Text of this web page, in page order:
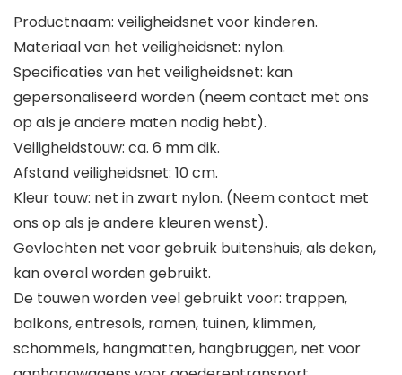
Productnaam: veiligheidsnet voor kinderen.
Materiaal van het veiligheidsnet: nylon.
Specificaties van het veiligheidsnet: kan
gepersonaliseerd worden (neem contact met ons
op als je andere maten nodig hebt).
Veiligheidstouw: ca. 6 mm dik.
Afstand veiligheidsnet: 10 cm.
Kleur touw: net in zwart nylon. (Neem contact met
ons op als je andere kleuren wenst).
Gevlochten net voor gebruik buitenshuis, als deken,
kan overal worden gebruikt.
De touwen worden veel gebruikt voor: trappen,
balkons, entresols, ramen, tuinen, klimmen,
schommels, hangmatten, hangbruggen, net voor